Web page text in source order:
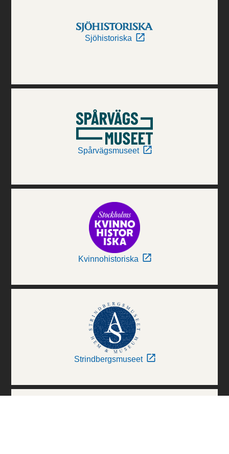
Sjöhistoriska
Spårvägsmuseet
Kvinnohistoriska
Strindbergsmuseet